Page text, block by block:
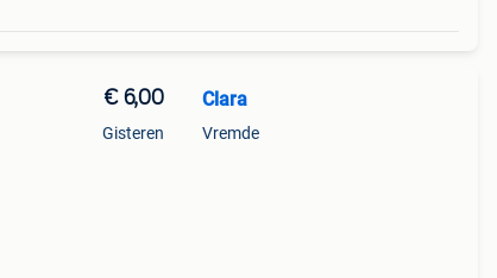
€ 6,00
Gisteren
Clara
Vremde